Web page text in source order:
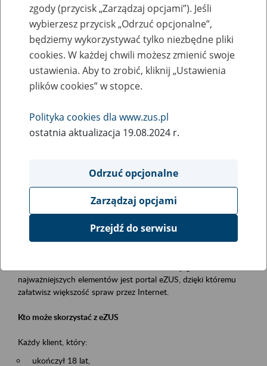
Zaproś ZUS do siebie - zakładanie profili
eZUS w siedzibie Twojej firmy
Rodzaj wydarzenia
Szkolenia
Obszar merytoryczny
obsługa klientów
Opis wydarzenia
Platforma Usług Elektronicznych ZUS eZUS
najważniejszych elementów jest portal eZUS, dzięki któremu
załatwisz większość spraw przez Internet.
Kto może skorzystać z eZUS
Każdy klient, który:
ukończył 18 lat,
zgody (przycisk „Zarządzaj opcjami”). Jeśli
wybierzesz przycisk „Odrzuć opcjonalne”,
będziemy wykorzystywać tylko niezbędne pliki
cookies. W każdej chwili możesz zmienić swoje
ustawienia. Aby to zrobić, kliknij „Ustawienia
plików cookies” w stopce.
Polityka cookies dla www.zus.pl
ostatnia aktualizacja 19.08.2024 r.
Odrzuć opcjonalne
Zarządzaj opcjami
Przejdź do serwisu